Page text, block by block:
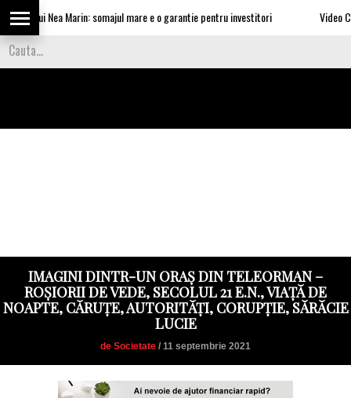
lui Nea Marin: somajul mare e o garantie pentru investitori Video Cea
IMAGINI DINTR-UN ORAȘ DIN TELEORMAN –
ROȘIORII DE VEDE, SECOLUL 21 E.N., VIAȚĂ DE
NOAPTE, CĂRUȚE, AUTORITĂȚI, CORUPȚIE, SĂRĂCIE
LUCIE
de Societate / 11 septembrie 2021